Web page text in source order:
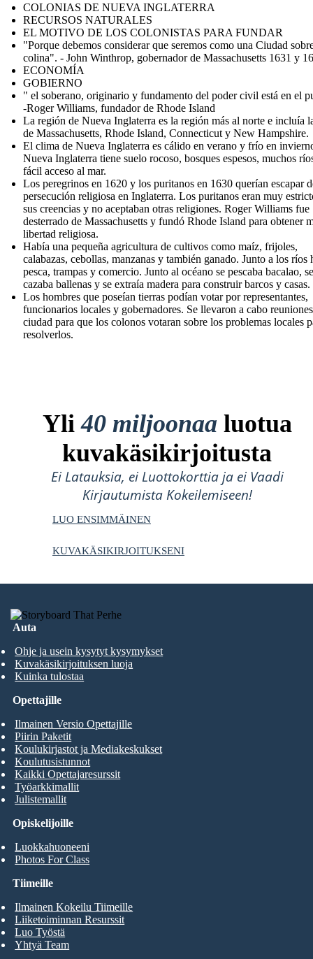
COLONIAS DE NUEVA INGLATERRA
RECURSOS NATURALES
EL MOTIVO DE LOS COLONISTAS PARA FUNDAR
"Porque debemos considerar que seremos como una Ciudad
colina". - John Winthrop, gobernador de Massachusetts 1631 y
ECONOMÍA
GOBIERNO
" el soberano, originario y fundamento del poder civil está en el
-Roger Williams, fundador de Rhode Island
La región de Nueva Inglaterra es la región más al norte e incluía
de Massachusetts, Rhode Island, Connecticut y New Hampshire.
El clima de Nueva Inglaterra es cálido en verano y frío en
Nueva Inglaterra tiene suelo rocoso, bosques espesos, muchos
fácil acceso al mar.
Los peregrinos en 1620 y los puritanos en 1630 querían escapar
persecución religiosa en Inglaterra. Los puritanos eran muy
sus creencias y no aceptaban otras religiones. Roger Williams fue
desterrado de Massachusetts y fundó Rhode Island para obtener
libertad religiosa.
Había una pequeña agricultura de cultivos como maíz, frijoles,
calabazas, cebollas, manzanas y también ganado. Junto a los ríos
pesca, trampas y comercio. Junto al océano se pescaba bacalao, se
cazaba ballenas y se extraía madera para construir barcos y casas.
Los hombres que poseían tierras podían votar por representantes,
funcionarios locales y gobernadores. Se llevaron a cabo
ciudad para que los colonos votaran sobre los problemas locales
resolverlos.
Yli40 miljoonaa luotua
kuvakäsikirjoitusta
Ei Latauksia, ei Luottokorttia ja ei Vaadi
Kirjautumista Kokeilemiseen!
LUO ENSIMMÄINEN
KUVAKÄSIKIRJOITUKSENI
Auta
Ohje ja usein kysytyt kysymykset
Kuvakäsikirjoituksen luoja
Kuinka tulostaa
Opiskelijoille
Luokkahuoneeni
Photos For Class
Opettajille
Ilmainen Versio Opettajille
Piirin Paketit
Koulukirjastot ja Mediakeskukset
Koulutusistunnot
Kaikki Opettajaresurssit
Työarkkimallit
Julistemallit
Tiimeille
Ilmainen Kokeilu Tiimeille
Liiketoiminnan Resurssit
Luo Työstä
Yhtyä Team